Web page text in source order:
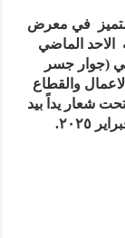
في معرض
الاحد الماضي
(جوار جسر
والقطاع
شعار يداً بيد